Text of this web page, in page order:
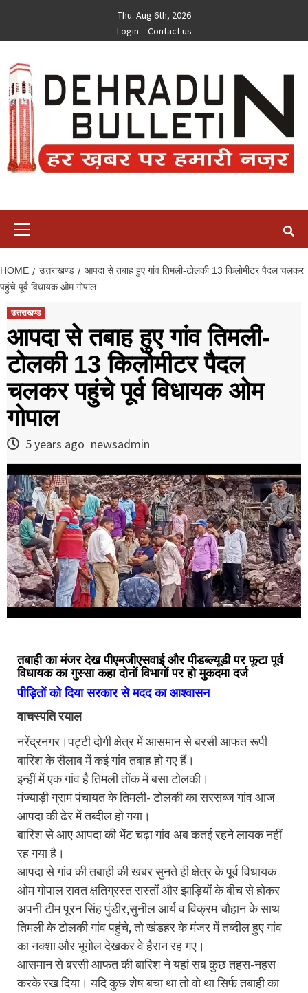
content
Thu. Aug 6th, 2026
Login
Contact us
HOME उत्तराखण्ड
आपदा से तबाह हुए गांव तिमली-टोलकी 13 किलोमीटर पैदल चलकर
पहुंचे पूर्व विधायक ओम गोपाल
उत्तराखण्ड
आपदा से तबाह हुए गांव तिमली-
टोलकी 13 किलोमीटर पैदल
चलकर पहुंचे पूर्व विधायक ओम
गोपाल
5 years ago newsadmin
तबाही का मंजर देख पीएमजीएसवाई और पीडब्ल्यूडी पर फूटा पूर्व
विधायक का गुस्सा कहा दोनों विभागों पर हो मुकदमा दर्ज
पीड़ितों को दिया सरकार से मदद का आश्वासन
वाचस्पति रयाल
नरेंद्रनगर।पट्टी दोगी क्षेत्र में आसमान से बरसी आफत रूपी
बारिश के सैलाब में कई गांव तबाह हो गए हैं।
इन्हीं में एक गांव है तिमली तोंक में बसा टोलकी।
मंज्याड़ी ग्राम पंचायत के तिमली- टोलकी का सरसब्ज गांव आज
आपदा की ढेर में तब्दील हो गया।
बारिश से आए आपदा की भेंट चढ़ा गांव अब कतई रहने लायक नहीं
रह गया है।
आपदा से गांव की तबाही की खबर सुनते ही क्षेत्र के पूर्व विधायक
ओम गोपाल रावत क्षतिग्रस्त रास्तों और झाड़ियों के बीच से होकर
अपनी टीम पूरन सिंह पुंडीर,सुनील आर्य व विक्रम चौहान के साथ
तिमली के टोलकी गांव पहुंचे, तो खंडहर के मंजर में तब्दील हुए गांव
का नक्शा और भूगोल देखकर वे हैरान रह गए।
आसमान से बरसी आफत की बारिश ने यहां सब कुछ तहस-नहस
करके रख दिया। यदि कुछ शेष बचा था तो वो था सिर्फ तबाही का